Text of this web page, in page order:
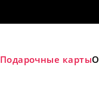
Подарочные карты